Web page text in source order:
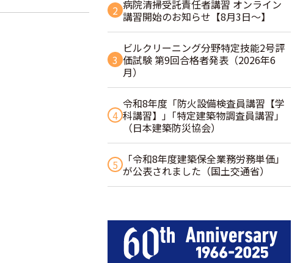
2 病院清掃受託責任者講習 オンライン
講習開始のお知らせ【8月3日～】
3
ビルクリーニング分野特定技能2号評
価試験 第9回合格者発表（2026年6
月）
4
令和8年度「防火設備検査員講習【学
科講習】」｢特定建築物調査員講習｣
（日本建築防災協会）
5
「令和8年度建築保全業務労務単価」
が公表されました（国土交通省）